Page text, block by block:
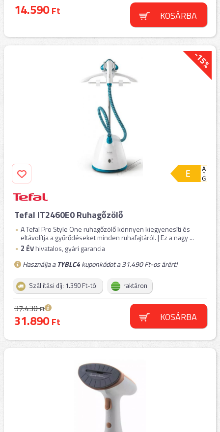
14.590Ft KOSÁRBA
-15%
Tefal IT2460E0 Ruhagőzölő
A Tefal Pro Style One ruhagőzölő könnyen kiegyenesíti és
eltávolítja a gyűrődéseket minden ruhafajtáról. | Ez a nagy ...
2 ÉVhivatalos, gyári garancia
Használja aTYBLC4kuponkódot a 31.490 Ft-os árért!
Szállítási díj: 1.390 Ft-tól raktáron
37.430Ft
31.890Ft KOSÁRBA